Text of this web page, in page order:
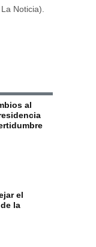
Noticia).
al
el
la